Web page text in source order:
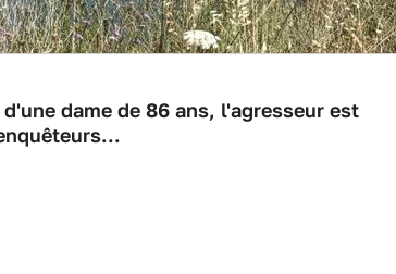
dame de 86 ans, l'agresseur est